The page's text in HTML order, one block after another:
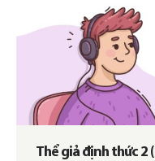
Thể giả định thức 2